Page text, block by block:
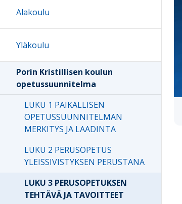
Alakoulu
Yläkoulu
Porin Kristillisen koulun
opetussuunnitelma
LUKU 1 PAIKALLISEN
OPETUSSUUNNITELMAN
MERKITYS JA LAADINTA
LUKU 2 PERUSOPETUS
YLEISSIVISTYKSEN PERUSTANA
LUKU 3 PERUSOPETUKSEN
TEHTÄVÄ JA TAVOITTEET